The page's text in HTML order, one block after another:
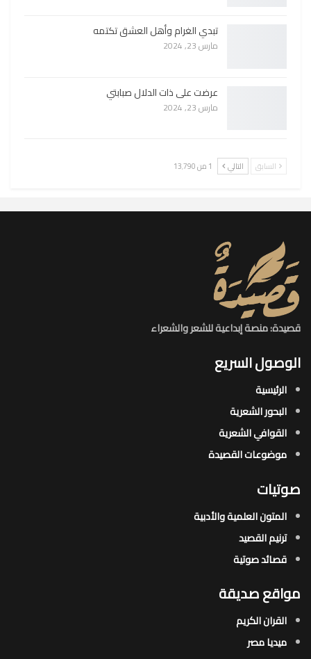
تبدي الغرام وأهل العشق تكتمه
مارس 23, 2024
عرضت على ذات الدلال صبابتي
مارس 23, 2024
السابق التالي 1 من 13٬790
قصيدة: منصة إبداعية للشعر والشعراء
الوصول السريع
الرئيسية
البحور الشعرية​
القوافي الشعرية​
موضوعات القصيدة​
صوتيات
المتون العلمية والأدبية
ترنيم القصيد
قصائد صوتية
مواقع صديقة
القران الكريم
ميديا مصر